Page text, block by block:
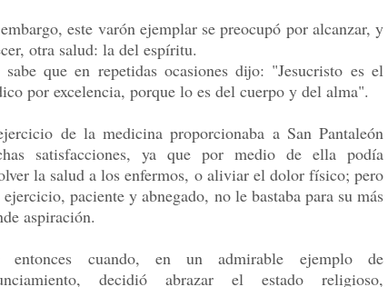
este varón ejemplar se preocupó por alcanzar, y
otra salud: la del espíritu.
sabe que en repetidas ocasiones dijo: "Jesucristo es el
por excelencia, porque lo es del cuerpo y del alma".
de la medicina proporcionaba a San Pantaleón
satisfacciones, ya que por medio de ella podía
la salud a los enfermos, o aliviar el dolor físico; pero
ejercicio, paciente y abnegado, no le bastaba para su más
aspiración.
entonces cuando, en un admirable ejemplo de
decidió abrazar el estado religioso,